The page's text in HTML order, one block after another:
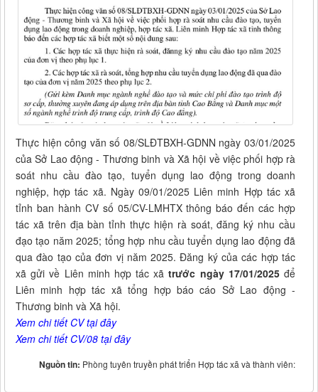
Thực hiện công văn số 08/SLĐTBXH-GDNN ngày 03/01/2025
của Sở Lao động - Thương binh và Xã hội về việc phối hợp rà
soát nhu cầu đào tạo, tuyển dụng lao động trong doanh
nghiệp, hợp tác xã. Ngày 09/01/2025 Liên minh Hợp tác xã
tỉnh ban hành CV số 05/CV-LMHTX thông báo đến các hợp
tác xã trên địa bàn tỉnh thực hiện rà soát, đăng ký nhu cầu
đạo tạo năm 2025; tổng hợp nhu cầu tuyển dụng lao động đã
qua đào tạo của đơn vị năm 2025. Đăng ký của các hợp tác
xã gửi về Liên minh hợp tác xãtrước ngày 17/01/2025để
Liên minh hợp tác xã tổng hợp báo cáo Sở Lao động -
Thương binh và Xã hội.
Xem chi tiết CV tại đây
Xem chi tiết CV/08 tại đây
Nguồn tin: Phòng tuyên truyền phát triển Hợp tác xã và thành viên: